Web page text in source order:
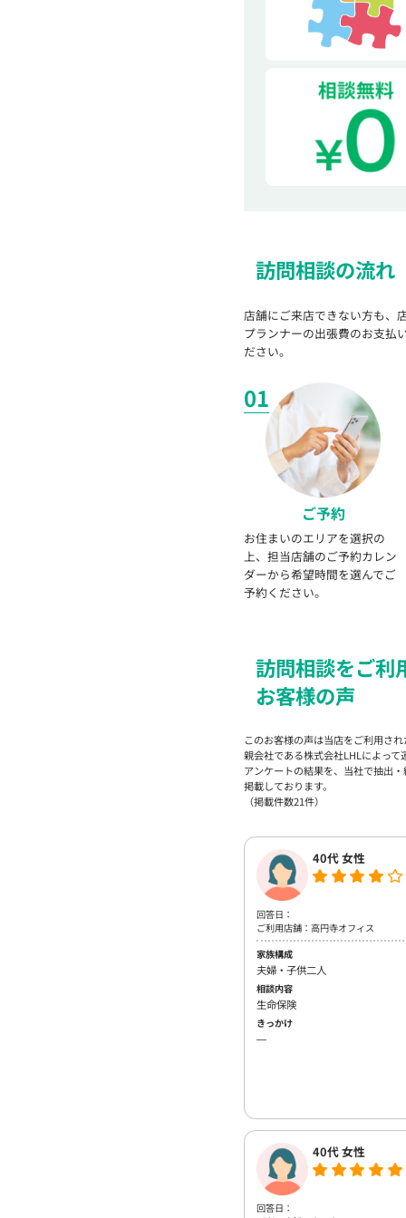
訪問相談の流れ
店舗にご来店できない方も、
プランナーの出張費のお支払
ださい。
01
ご予約
お住まいのエリアを選択の
上、担当店舗のご予約カレン
ダーから希望時間を選んでご
予約ください。
訪問相談をご利
お客様の声
このお客様の声は当店をご利用さ
親会社である株式会社LHLによって
アンケートの結果を、当社で抽出
掲載しております。
（掲載件数21件）
40代 女性
回答日：
ご利用店舗：高円寺オフィス
家族構成
夫婦・子供二人
相談内容
生命保険
きっかけ
―
40代 女性
回答日：